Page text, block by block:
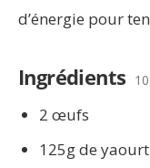
d’énergie pour
Ingrédients
2 œufs
125g de